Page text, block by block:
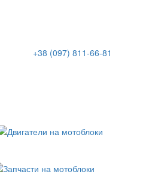
+38 (097) 811-66-81